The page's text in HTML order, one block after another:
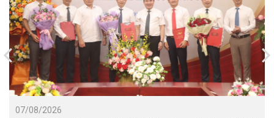
07/08/2026